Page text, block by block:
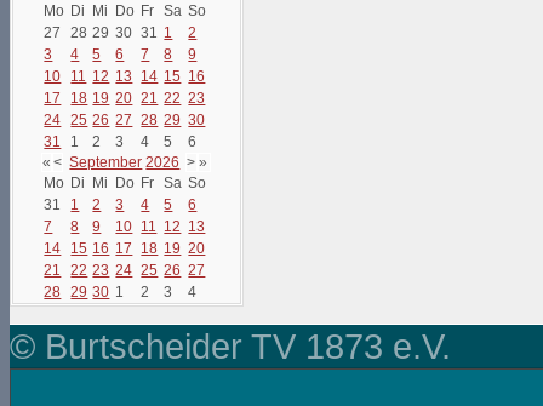
Mo Di Mi Do Fr Sa So
27
28 29 30 31 1
2
3
4 5 6 7 8
9
10
11 12 13 14 15 16
17
18 19 20 21 22 23
24 25 26 27 28 29 30
31
1 2 3 4 5
6
« < September 2026 > »
Mo Di Mi Do Fr Sa So
31
1 2 3 4 5
6
7
8 9 10 11 12 13
14
15 16 17 18 19 20
21
22 23 24 25 26 27
28 29 30 1 2 3 4
© Burtscheider TV 1873 e.V.